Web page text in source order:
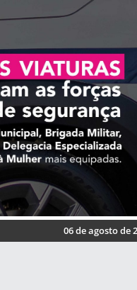
06 de agosto de